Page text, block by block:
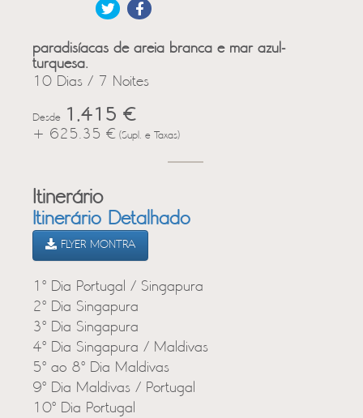
paradisíacas de areia branca e mar azul-
turquesa.
10 Dias / 7 Noites
Desde 1,415 €
+ 625.35 € (Supl. e Taxas)
Itinerário
Itinerário Detalhado
FLYER MONTRA
1º Dia Portugal / Singapura
2º Dia Singapura
3º Dia Singapura
4º Dia Singapura / Maldivas
5º ao 8º Dia Maldivas
9º Dia Maldivas / Portugal
10º Dia Portugal